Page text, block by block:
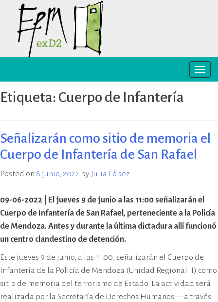
content
Derechos Humanos exD2 (EPM
ex-D2) es un sitio recuperado para
preservación y difusión de la
promoción de los derechos
humanos. Sus instalaciones
pertenecieron al Departamento
de Informaciones de la Policía de
a la represión política ilegal, antes
y durante la última dictadura
cívico-militar. El lugar fue sede del
Centro Clandestino de Detención,
importante del Gran Mendoza.
Toggle
Etiqueta: Cuerpo de Infantería
Señalizarán como sitio de memoria el
Cuerpo de Infantería de San Rafael
Posted on 8 junio, 2022 byJulia López
09-06-2022 | El jueves 9 de junio a las 11:00 señalizarán el
Cuerpo de Infantería de San Rafael, perteneciente a la Policía
de Mendoza. Antes y durante la última dictadura allí funcionó
un centro clandestino de detención.
Este jueves 9 de junio, a las 11:00, señalizarán el Cuerpo de
Infantería de la Policía de Mendoza (Unidad Regional II) como
sitio de memoria del terrorismo de Estado. La actividad será
realizada por la Secretaría de Derechos Humanos —a través